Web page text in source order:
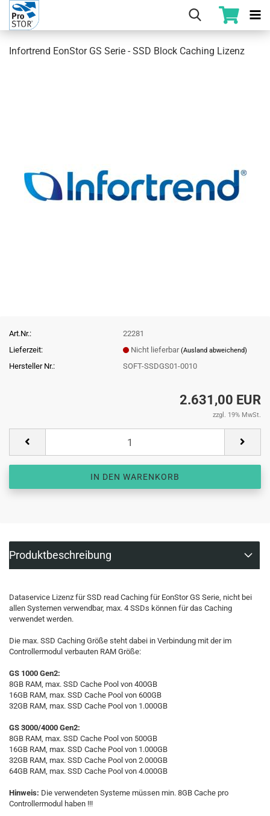
Infortrend EonStor GS Serie - SSD Block Caching Lizenz
Art.Nr.:
22281
Lieferzeit:
Nicht lieferbar(Ausland abweichend)
Hersteller Nr.: SOFT-SSDGS01-0010
2.631,00 EUR
zzgl. 19% MwSt.
Produktbeschreibung
Dataservice Lizenz für SSD read Caching für EonStor GS Serie, nicht bei
allen Systemen verwendbar, max. 4 SSDs können für das Caching
verwendet werden.
Die max. SSD Caching Größe steht dabei in Verbindung mit der im
Controllermodul verbauten RAM Größe:
GS 1000 Gen2:
8GB RAM, max. SSD Cache Pool von 400GB
16GB RAM, max. SSD Cache Pool von 600GB
32GB RAM, max. SSD Cache Pool von 1.000GB
GS 3000/4000 Gen2:
8GB RAM, max. SSD Cache Pool von 500GB
16GB RAM, max. SSD Cache Pool von 1.000GB
32GB RAM, max. SSD Cache Pool von 2.000GB
64GB RAM, max. SSD Cache Pool von 4.000GB
Hinweis: Die verwendeten Systeme müssen min. 8GB Cache pro
Controllermodul haben !!!